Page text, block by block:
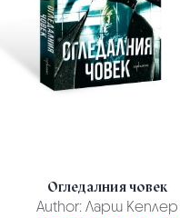
Огледалния човек
Author: Ларш Кеплер